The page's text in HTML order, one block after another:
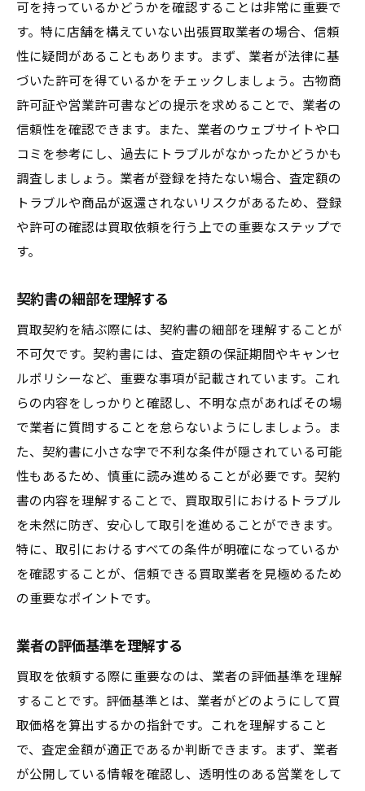
可を持っているかどうかを確認することは非常に重要で
す。特に店舗を構えていない出張買取業者の場合、信頼
性に疑問があることもあります。まず、業者が法律に基
づいた許可を得ているかをチェックしましょう。古物商
許可証や営業許可書などの提示を求めることで、業者の
信頼性を確認できます。また、業者のウェブサイトや口
コミを参考にし、過去にトラブルがなかったかどうかも
調査しましょう。業者が登録を持たない場合、査定額の
トラブルや商品が返還されないリスクがあるため、登録
や許可の確認は買取依頼を行う上での重要なステップで
す。
契約書の細部を理解する
買取契約を結ぶ際には、契約書の細部を理解することが
不可欠です。契約書には、査定額の保証期間やキャンセ
ルポリシーなど、重要な事項が記載されています。これ
らの内容をしっかりと確認し、不明な点があればその場
で業者に質問することを怠らないようにしましょう。ま
た、契約書に小さな字で不利な条件が隠されている可能
性もあるため、慎重に読み進めることが必要です。契約
書の内容を理解することで、買取取引におけるトラブル
を未然に防ぎ、安心して取引を進めることができます。
特に、取引におけるすべての条件が明確になっているか
を確認することが、信頼できる買取業者を見極めるため
の重要なポイントです。
業者の評価基準を理解する
買取を依頼する際に重要なのは、業者の評価基準を理解
することです。評価基準とは、業者がどのようにして買
取価格を算出するかの指針です。これを理解すること
で、査定金額が適正であるか判断できます。まず、業者
が公開している情報を確認し、透明性のある営業をして